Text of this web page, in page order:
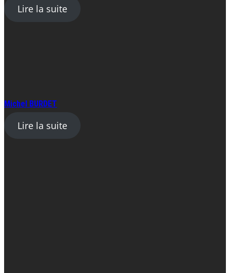
Lire la suite
Michel BURDET
Lire la suite